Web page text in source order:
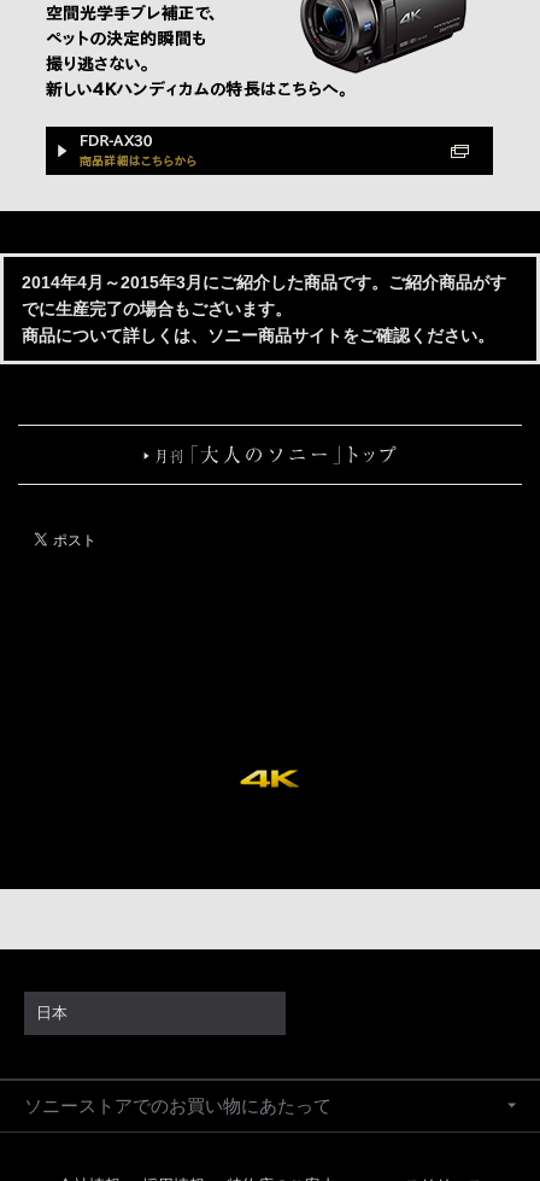
2014年4月～2015年3月にご紹介した商品です。ご紹介商品がす
でに生産完了の場合もございます。
商品について詳しくは、ソニー商品サイトをご確認ください。
日本
ソニーストアでのお買い物にあたって